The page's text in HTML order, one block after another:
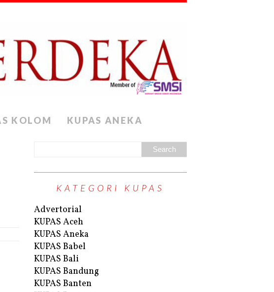
KOLOM KUPAS ANEKA
KATEGORI KUPAS
Advertorial
KUPAS Aceh
KUPAS Aneka
KUPAS Babel
KUPAS Bali
KUPAS Bandung
KUPAS Banten